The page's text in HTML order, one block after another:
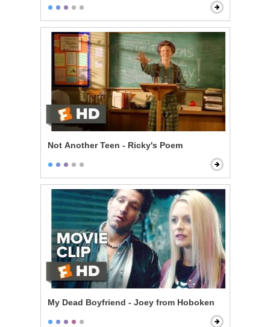
Not Another Teen - Ricky's Poem
My Dead Boyfriend - Joey from Hoboken